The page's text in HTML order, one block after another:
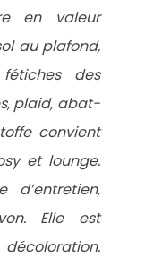
en valeur
au plafond,
des
plaid, abat-
convient
et lounge.
Elle est